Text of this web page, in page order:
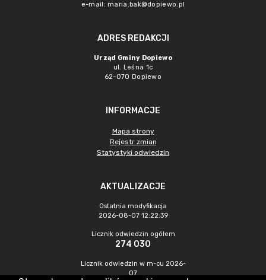
e-mail: maria.bak@dopiewo.pl
ADRES REDAKCJI
Urząd Gminy Dopiewo
ul. Leśna 1c
62-070 Dopiewo
INFORMACJE
Mapa strony
Rejestr zmian
Statystyki odwiedzin
AKTUALIZACJE
Ostatnia modyfikacja
2026-08-07 12:22:39
Licznik odwiedzin ogółem
274 030
Licznik odwiedzin w m-cu 2026-
07